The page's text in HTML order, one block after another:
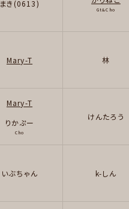
まき(0613)
Gt&Cho
Mary-T 林
Mary-T
りかぷー
Cho
けんたろう
いぶちゃん k-しん